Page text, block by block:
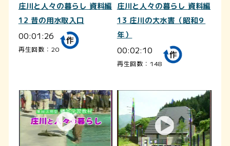
庄川と人々の暮らし 資料編
12 昔の用水取入口
00:01:26
再生回数：20
庄川と人々の暮らし 資料編
13 庄川の大水害（昭和９
年）
00:02:10
再生回数：148